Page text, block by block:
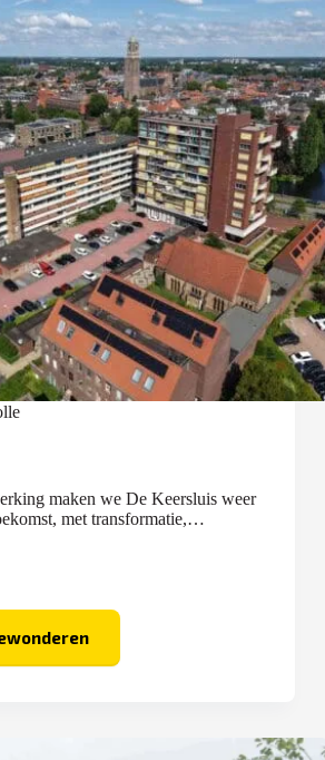
maken we De Keersluis weer
met transformatie,
De
Keersluis